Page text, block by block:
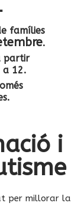
famílies
.
partir
a 12.
i
per millorar la